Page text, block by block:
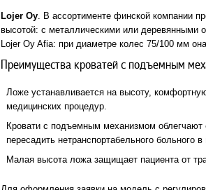
Lojer Oy. В ассортименте финской компании
высотой: с металлическими или деревянными
Lojer Oy Afia: при диаметре колес 75/100 мм
Преимущества кроватей с подъемным
Ложе устанавливается на высоту,
медицинских процедур.
Кровати с подъемным механизмом облегчают
пересадить нетранспортабельного больного
Малая высота ложа защищает пациента от